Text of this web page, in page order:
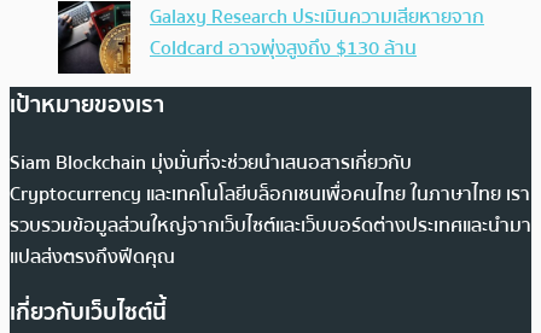
Galaxy Research ประเมินความเสียหายจาก
Coldcard อาจพุ่งสูงถึง $130 ล้าน
เป้าหมายของเรา
Siam Blockchain มุ่งมั่นที่จะช่วยนำเสนอสารเกี่ยวกับ
Cryptocurrency และเทคโนโลยีบล็อกเชนเพื่อคนไทย ในภาษาไทย เรา
รวบรวมข้อมูลส่วนใหญ่จากเว็บไซต์และเว็บบอร์ดต่างประเทศและนำมา
แปลส่งตรงถึงฟีดคุณ
เกี่ยวกับเว็บไซต์นี้